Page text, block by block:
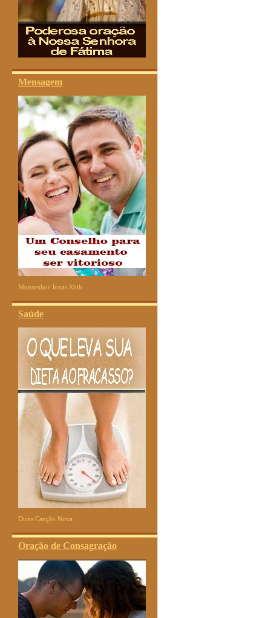
Mensagem
Monsenhor Jonas Abib
Saúde
Dicas Canção Nova
Oração de Consagração